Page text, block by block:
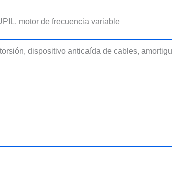
motor de frecuencia variable
dispositivo anticaída de cables,